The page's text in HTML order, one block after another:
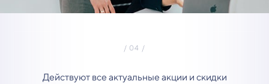
Действуют все актуальные акции и скидки